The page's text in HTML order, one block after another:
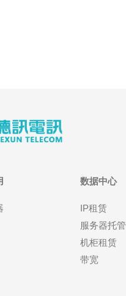
数据中心
IP租赁
服务器托管
机柜租赁
带宽